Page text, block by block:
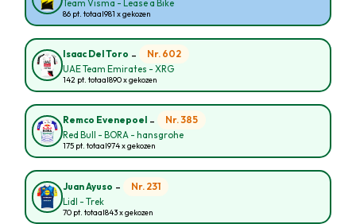
Team Visma - Lease a Bike
86 pt. totaal981 x gekozen
Isaac Del Toro - Nr. 602
UAE Team Emirates - XRG
142 pt. totaal890 x gekozen
Remco Evenepoel - Nr. 385
Red Bull - BORA - hansgrohe
175 pt. totaal974 x gekozen
Juan Ayuso - Nr. 231
Lidl - Trek
70 pt. totaal843 x gekozen